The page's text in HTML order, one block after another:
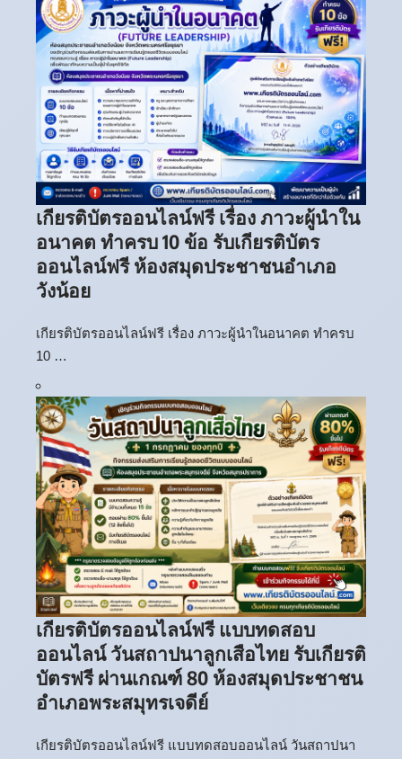
เกียรติบัตรออนไลน์ฟรี เรื่อง ภาวะผู้นำใน
อนาคต ทำครบ 10 ข้อ รับเกียรติบัตร
ออนไลน์ฟรี ห้องสมุดประชาชนอำเภอ
วังน้อย
เกียรติบัตรออนไลน์ฟรี เรื่อง ภาวะผู้นำในอนาคต ทำครบ
10 …
เกียรติบัตรออนไลน์ฟรี แบบทดสอบ
ออนไลน์ วันสถาปนาลูกเสือไทย รับเกียรติ
บัตรฟรี ผ่านเกณฑ์ 80 ห้องสมุดประชาชน
อำเภอพระสมุทรเจดีย์
เกียรติบัตรออนไลน์ฟรี แบบทดสอบออนไลน์ วันสถาปนา